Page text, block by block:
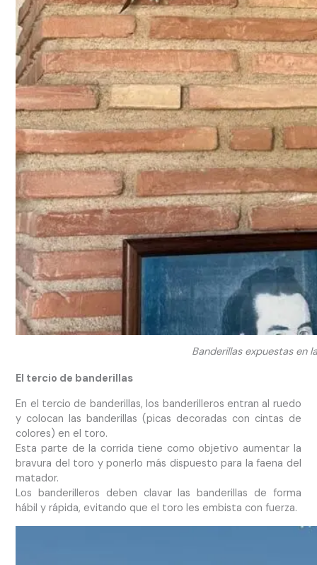
Banderillas expuestas en
El tercio de banderillas
En el tercio de banderillas, los banderilleros entran al ruedo
y colocan las banderillas (picas decoradas con cintas de
colores) en el toro.
Esta parte de la corrida tiene como objetivo aumentar la
bravura del toro y ponerlo más dispuesto para la faena del
matador.
Los banderilleros deben clavar las banderillas de forma
hábil y rápida, evitando que el toro les embista con fuerza.